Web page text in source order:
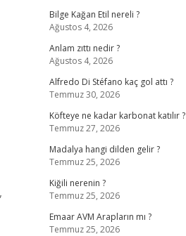
Bilge Kağan Etil nereli ?
Ağustos 4, 2026
Anlam zıttı nedir ?
Ağustos 4, 2026
Alfredo Di Stéfano kaç gol attı ?
Temmuz 30, 2026
Köfteye ne kadar karbonat katılır ?
Temmuz 27, 2026
Madalya hangi dilden gelir ?
Temmuz 25, 2026
Kiğili nerenin ?
Temmuz 25, 2026
Emaar AVM Arapların mı ?
Temmuz 25, 2026